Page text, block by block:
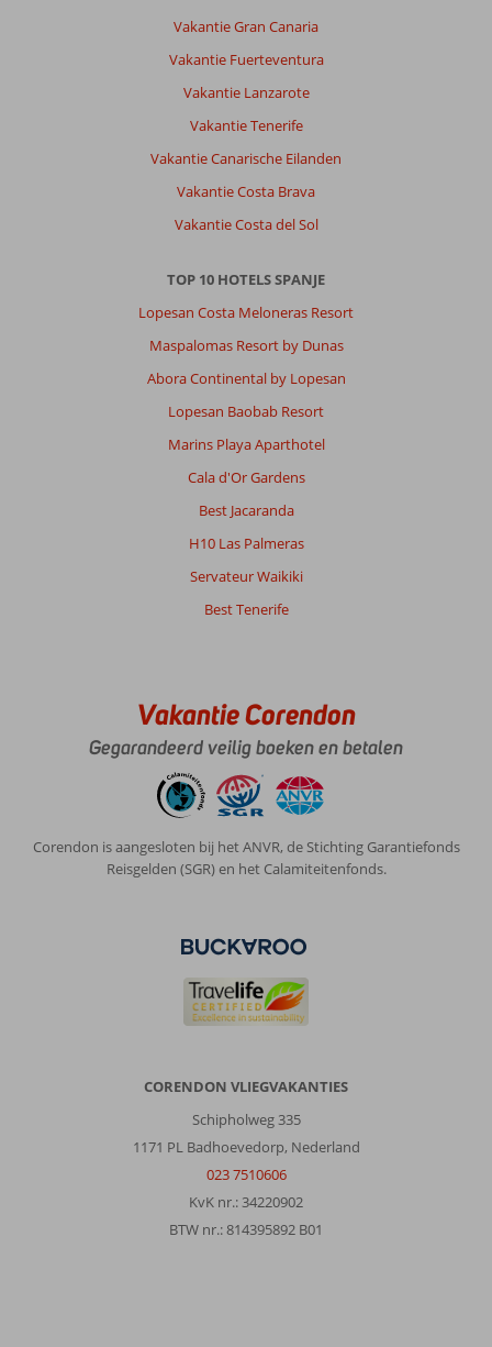
Vakantie Gran Canaria
Vakantie Fuerteventura
Vakantie Lanzarote
Vakantie Tenerife
Vakantie Canarische Eilanden
Vakantie Costa Brava
Vakantie Costa del Sol
TOP 10 HOTELS SPANJE
Lopesan Costa Meloneras Resort
Maspalomas Resort by Dunas
Abora Continental by Lopesan
Lopesan Baobab Resort
Marins Playa Aparthotel
Cala d'Or Gardens
Best Jacaranda
H10 Las Palmeras
Servateur Waikiki
Best Tenerife
Vakantie Corendon
Gegarandeerd veilig boeken en betalen
Corendon is aangesloten bij het ANVR, de Stichting Garantiefonds
Reisgelden (SGR) en het Calamiteitenfonds.
CORENDON VLIEGVAKANTIES
Schipholweg 335
1171 PL Badhoevedorp, Nederland
023 7510606
KvK nr.: 34220902
BTW nr.: 814395892 B01